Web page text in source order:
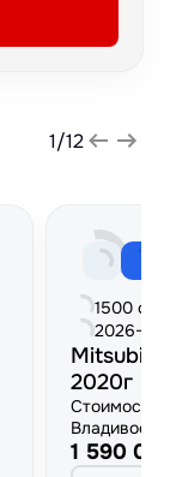
1/12
1500 cm
2026-
2020г
Стоимость
1 590